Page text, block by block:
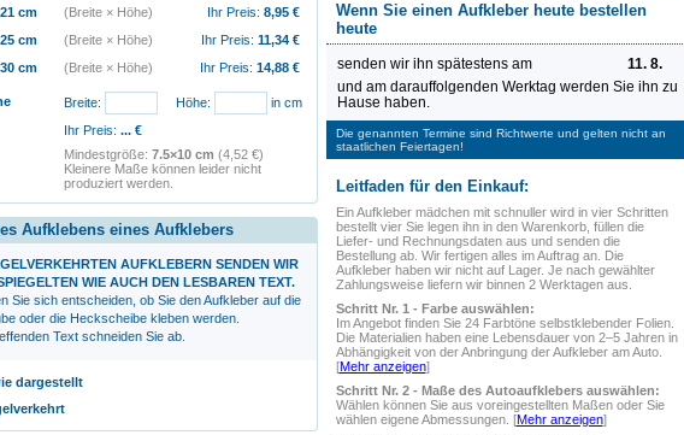
Wenn Sie einen Aufkleber heute bestellen
heute
senden wir ihn spätestens am
11. 8.
und am darauffolgenden Werktag werden Sie ihn zu
Hause haben.
Die genannten Termine sind Richtwerte und gelten nicht an
staatlichen Feiertagen!
Leitfaden für den Einkauf:
Ein Aufkleber mädchen mit schnullerwird in vier Schritten
bestellt vier Sie legen ihn in den Warenkorb, füllen die
Liefer- und Rechnungsdaten aus und senden die
Bestellung ab. Wir fertigen alles im Auftrag an. Die
Aufkleber haben wir nicht auf Lager. Je nach gewählter
Zahlungsweise liefern wir binnen 2 Werktagen aus.
Schritt Nr. 1 - Farbe auswählen:
Im Angebot finden Sie 24 Farbtöne selbstklebender Folien.
Die Materialien haben eine Lebensdauer von 2–5 Jahren in
Abhängigkeit von der Anbringung der Aufkleber am Auto.
[Mehr anzeigen]
Schritt Nr. 2 - Maße des Autoaufklebers auswählen:
Wählen können Sie aus voreingestellten Maßen oder Sie
wählen eigene Abmessungen. [Mehr anzeigen]
cm
(Breite × Höhe) Ihr Preis: 8,95€
cm
(Breite × Höhe) Ihr Preis: 11,34€
cm
(Breite × Höhe) Ihr Preis: 14,88€
Breite: Höhe:
in cm
Ihr Preis: ...€
Mindestgröße: 7.5×10 cm (4,52 €)
Kleinere Maße können leider nicht
produziert werden.
Aufklebens eines Aufklebers
AUFKLEBERN SENDEN WIR
WIE AUCH DEN LESBAREN TEXT.
Sie sich entscheiden, ob Sie den Aufkleber auf die
oder die Heckscheibe kleben werden.
Text schneiden Sie ab.
dargestellt